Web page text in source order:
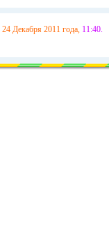
24 Декабря 2011 года, 11:40.